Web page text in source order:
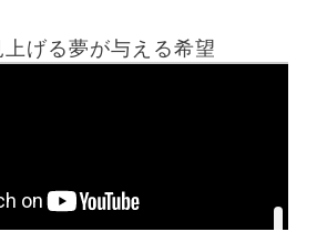
上げる夢が与える希望
ホーム